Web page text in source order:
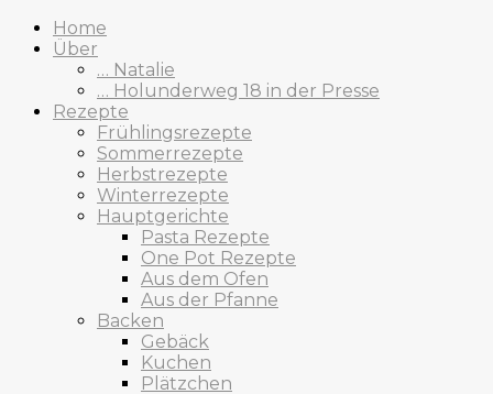
Home
Über
… Natalie
… Holunderweg 18 in der Presse
Rezepte
Frühlingsrezepte
Sommerrezepte
Herbstrezepte
Winterrezepte
Hauptgerichte
Pasta Rezepte
One Pot Rezepte
Aus dem Ofen
Aus der Pfanne
Backen
Gebäck
Kuchen
Plätzchen